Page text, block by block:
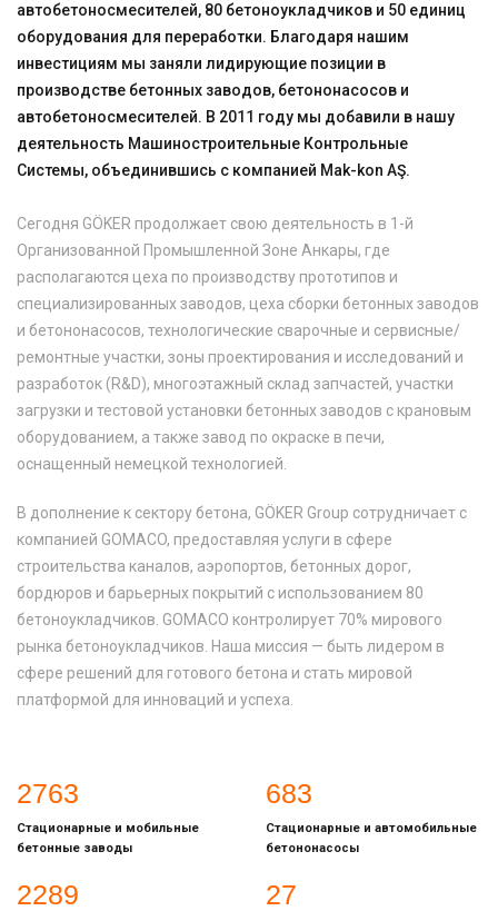
автобетоносмесителей, 80 бетоноукладчиков и 50 единиц
оборудования для переработки. Благодаря нашим
инвестициям мы заняли лидирующие позиции в
производстве бетонных заводов, бетононасосов и
автобетоносмесителей. В 2011 году мы добавили в нашу
деятельность Машиностроительные Контрольные
Системы, объединившись с компанией Mak-kon AŞ.
Сегодня GÖKER продолжает свою деятельность в 1-й
Организованной Промышленной Зоне Анкары, где
располагаются цеха по производству прототипов и
специализированных заводов, цеха сборки бетонных заводов
и бетононасосов, технологические сварочные и сервисные/
ремонтные участки, зоны проектирования и исследований и
разработок (R&D), многоэтажный склад запчастей, участки
загрузки и тестовой установки бетонных заводов с крановым
оборудованием, а также завод по окраске в печи,
оснащенный немецкой технологией.
В дополнение к сектору бетона, GÖKER Group сотрудничает с
компанией GOMACO, предоставляя услуги в сфере
строительства каналов, аэропортов, бетонных дорог,
бордюров и барьерных покрытий с использованием 80
бетоноукладчиков. GOMACO контролирует 70% мирового
рынка бетоноукладчиков. Наша миссия — быть лидером в
сфере решений для готового бетона и стать мировой
платформой для инноваций и успеха.
3188
Стационарные и мобильные
бетонные заводы
787
Стационарные и автомобильные
бетононасосы
2646 32